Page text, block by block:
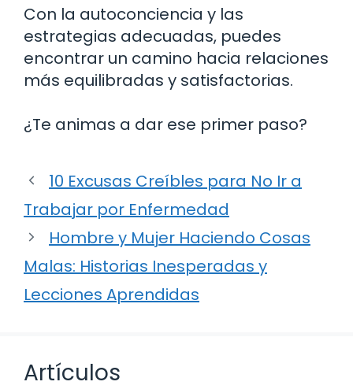
Con la autoconciencia y las
estrategias adecuadas, puedes
encontrar un camino hacia relaciones
más equilibradas y satisfactorias.
¿Te animas a dar ese primer paso?
10 Excusas Creíbles para No Ir a
Trabajar por Enfermedad
Hombre y Mujer Haciendo Cosas
Malas: Historias Inesperadas y
Lecciones Aprendidas
Artículos